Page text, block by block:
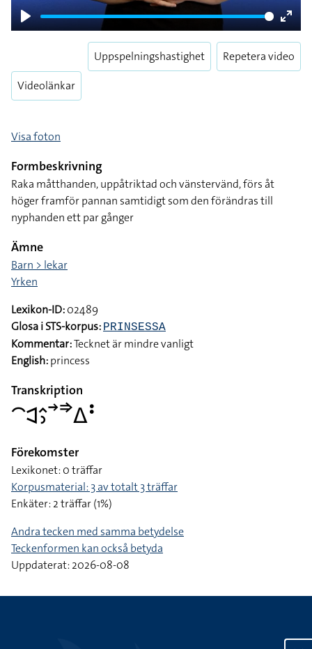
Play
Enter
Videolänkar
Uppspelningshastighet Repetera video
Visa foton
Formbeskrivning
Raka måtthanden, uppåtriktad och vänstervänd, förs åt
höger framför pannan samtidigt som den förändras till
nyphanden ett par gånger
Ämne
Barn > lekar
Yrken
Lexikon-ID:02489
Glosa i STS-korpus: PRINSESSA
Kommentar:Tecknet är mindre vanligt
English:princess
Transkription
􌤃􌥉􌤵􌤶􌥣􌦆􌤩􌥻
Förekomster
Lexikonet: 0 träffar
Korpusmaterial: 3 av totalt 3 träffar
Enkäter: 2 träffar (1%)
Andra tecken med samma betydelse
Teckenformen kan också betyda
Uppdaterat: 2026-08-08